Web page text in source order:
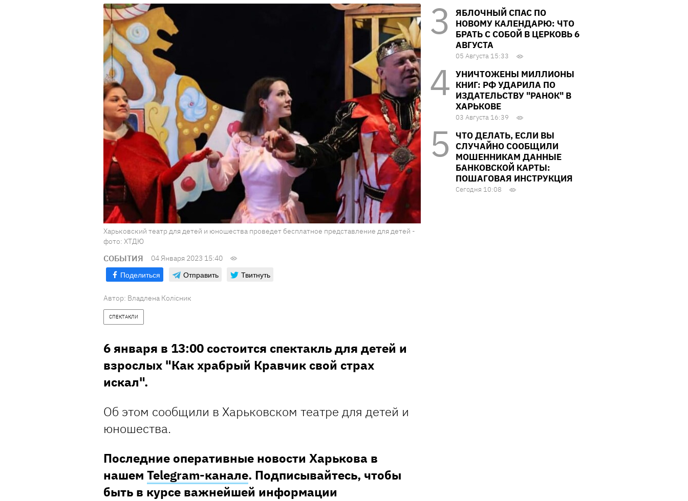
Харьковский театр для детей и юношества проведет бесплатное представление для детей -
фото: ХТДЮ
СОБЫТИЯ 04 Января 2023 15:40
Поделиться Отправить Твитнуть
Автор: Владлена Колісник
СПЕКТАКЛИ
6 января в 13:00 состоится спектакль для детей и
взрослых "Как храбрый Кравчик свой страх
искал".
Об этом сообщили в Харьковском театре для детей и
юношества.
Последние оперативные новости Харькова в
нашем Telegram-канале. Подписывайтесь, чтобы
быть в курсе важнейшей информации
ЯБЛОЧНЫЙ СПАС ПО
НОВОМУ КАЛЕНДАРЮ: ЧТО
БРАТЬ С СОБОЙ В ЦЕРКОВЬ 6
АВГУСТА
05 Августа 15:33
УНИЧТОЖЕНЫ МИЛЛИОНЫ
КНИГ: РФ УДАРИЛА ПО
ИЗДАТЕЛЬСТВУ "РАНОК" В
ХАРЬКОВЕ
03 Августа 16:39
ЧТО ДЕЛАТЬ, ЕСЛИ ВЫ
СЛУЧАЙНО СООБЩИЛИ
МОШЕННИКАМ ДАННЫЕ
БАНКОВСКОЙ КАРТЫ:
ПОШАГОВАЯ ИНСТРУКЦИЯ
Сегодня 10:08